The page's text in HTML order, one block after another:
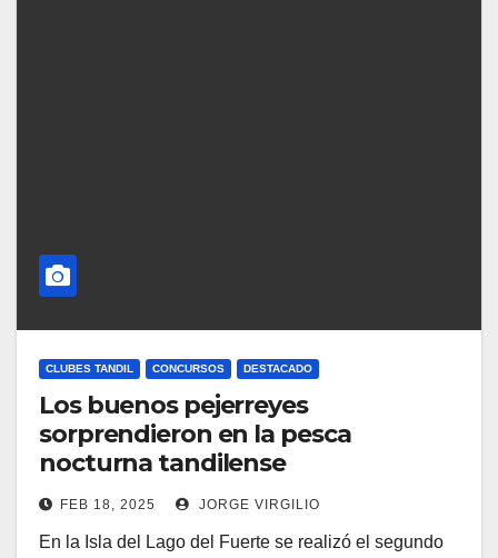
CLUBES TANDIL CONCURSOS DESTACADO
Los buenos pejerreyes
sorprendieron en la pesca
nocturna tandilense
FEB 18, 2025 JORGE VIRGILIO
En la Isla del Lago del Fuerte se realizó el segundo